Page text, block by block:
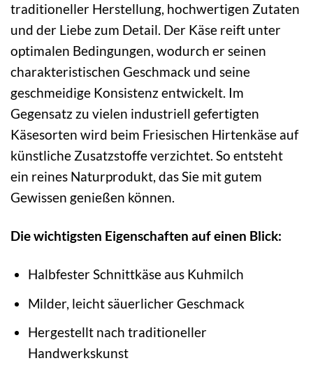
traditioneller Herstellung, hochwertigen Zutaten
und der Liebe zum Detail. Der Käse reift unter
optimalen Bedingungen, wodurch er seinen
charakteristischen Geschmack und seine
geschmeidige Konsistenz entwickelt. Im
Gegensatz zu vielen industriell gefertigten
Käsesorten wird beim Friesischen Hirtenkäse auf
künstliche Zusatzstoffe verzichtet. So entsteht
ein reines Naturprodukt, das Sie mit gutem
Gewissen genießen können.
Die wichtigsten Eigenschaften auf einen Blick:
Halbfester Schnittkäse aus Kuhmilch
Milder, leicht säuerlicher Geschmack
Hergestellt nach traditioneller
Handwerkskunst